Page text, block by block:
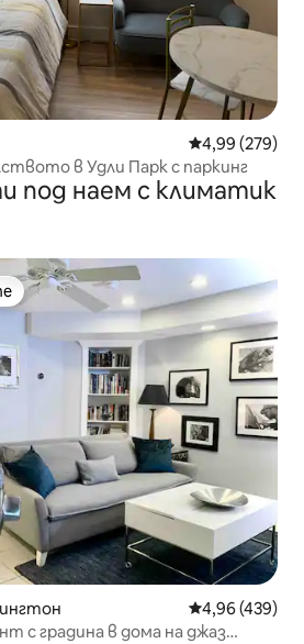
Средна
4,99 (279)
в Удли Парк с паркинг
под наем с климатик
на гостите
Средна
4,96 (439)
с градина в дома на джаз